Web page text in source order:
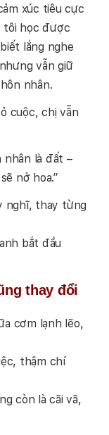
xúc tiêu cực
tôi học được
lắng nghe
vẫn giữ
nhân.
cuộc, chị vẫn
nhân là đất –
nở hoa.”
nghĩ, thay từng
bắt đầu
thay đổi
cơm lạnh lẽo,
thậm chí
còn là cãi vã,